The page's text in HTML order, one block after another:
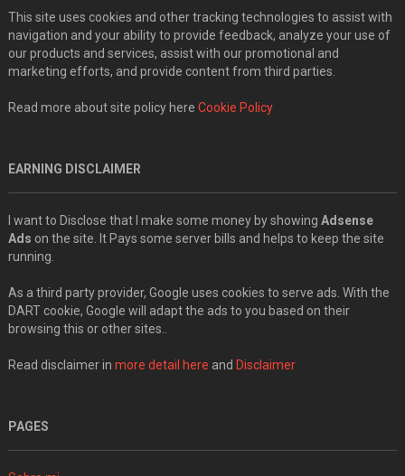
This site uses cookies and other tracking technologies to assist with
navigation and your ability to provide feedback, analyze your use of
our products and services, assist with our promotional and
marketing efforts, and provide content from third parties.
Read more about site policy here Cookie Policy
EARNING DISCLAIMER
I want to Disclose that I make some money by showing Adsense
Ads on the site. It Pays some server bills and helps to keep the site
running.
As a third party provider, Google uses cookies to serve ads. With the
DART cookie, Google will adapt the ads to you based on their
browsing this or other sites..
Read disclaimer in more detail here and Disclaimer
PAGES